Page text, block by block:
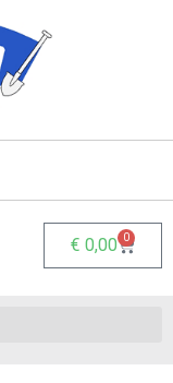
€ 0,00 0